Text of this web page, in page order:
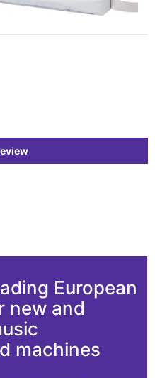
European
new and
machines